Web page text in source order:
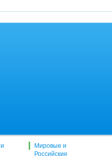
Мировые и
Российские